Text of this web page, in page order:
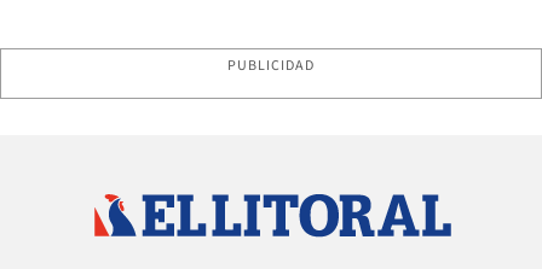
PUBLICIDAD